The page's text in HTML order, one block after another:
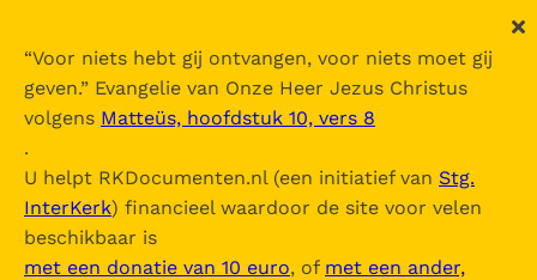
“Voor niets hebt gij ontvangen, voor niets moet gij
geven.” Evangelie van Onze Heer Jezus Christus
volgens Matteüs, hoofdstuk 10, vers 8
.
U helpt RKDocumenten.nl (een initiatief van Stg.
InterKerk) financieel waardoor de site voor velen
beschikbaar is
met een donatie van 10 euro, of met een ander,
De Bijbel
Inhoudsopgave
uitklappen